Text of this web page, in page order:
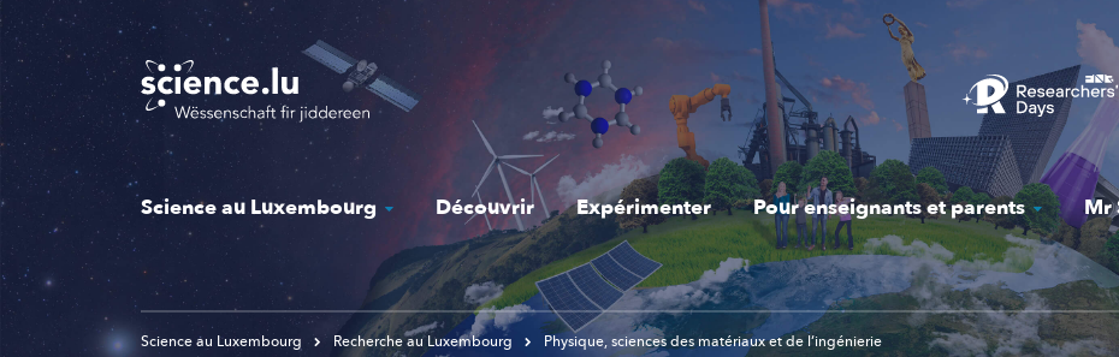
Skip
to
main
content
Science au Luxembourg Découvrir Expérimenter Pour enseignants et parents Mr
Science au Luxembourg Recherche au Luxembourg Physique, sciences des matériaux et de l‘ingénierie